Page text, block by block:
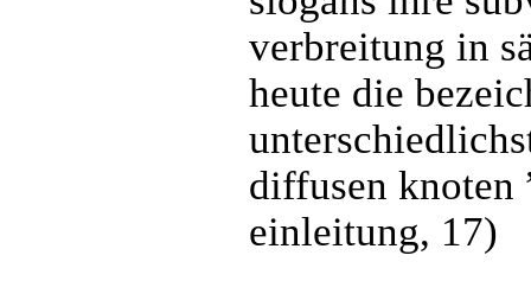
verbreitung in
heute die
diffusen knoten
einleitung, 17)